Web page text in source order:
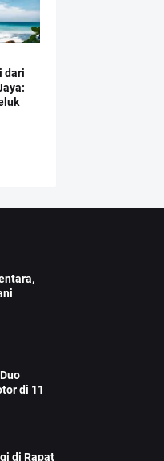
dari
di 11
di Rapat